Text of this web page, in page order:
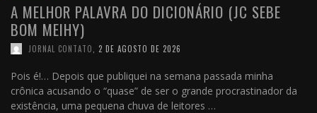
A MELHOR PALAVRA DO DICIONÁRIO (JC SEBE
BOM MEIHY)
JORNAL CONTATO 2 DE AGOSTO DE 2026
Pois é!… Depois que publiquei na semana passada minha
crônica acusando o “quase” de ser o grande procrastinador da
existência, uma pequena chuva de leitores …